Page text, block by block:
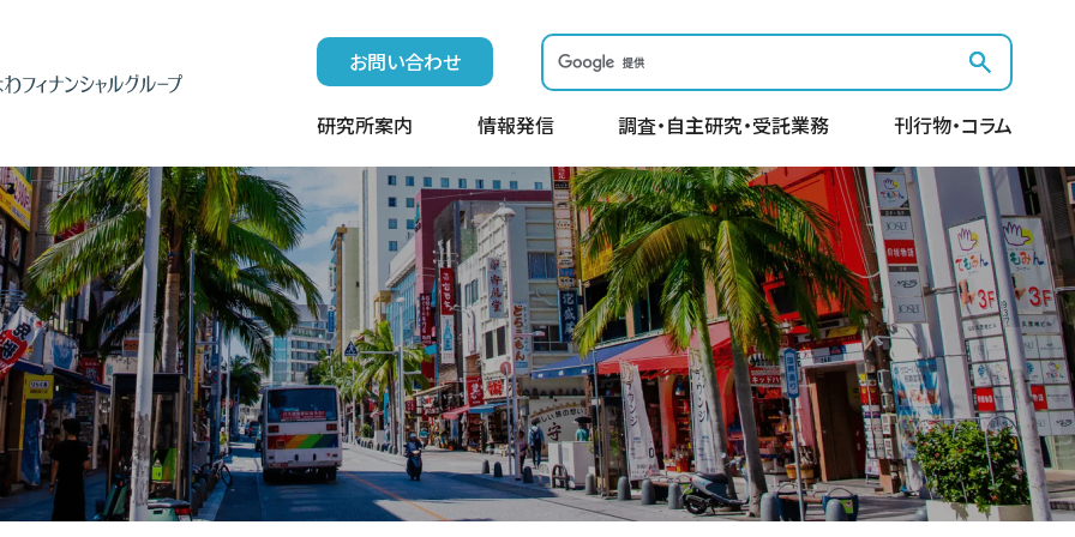
お問い合わせ
研究所案内 情報発信 調査・自主研究・受託業務 刊行物・コラム